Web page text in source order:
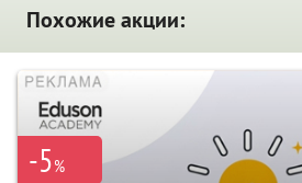
Похожие акции:
-5%